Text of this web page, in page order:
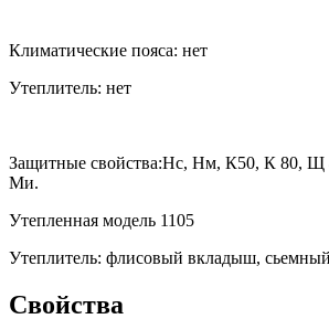
Климатические пояса: нет
Утеплитель: нет
Защитные свойства:Нс, Нм, К50, К 80,
Ми.
Утепленная модель 1105
Утеплитель: флисовый вкладыш, сьемный
Свойства